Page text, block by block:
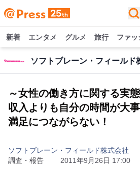
新着 エンタメ グルメ 旅行 ファッ
～女性の働き方に関する実
収入よりも自分の時間が大
満足につながらない！
ソフトブレーン・フィールド株式会社
調査・報告
2011年9月26日 17:00